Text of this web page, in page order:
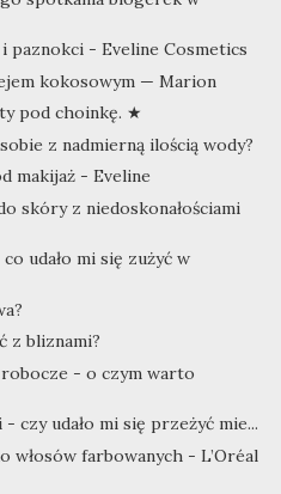
paznokci - Eveline Cosmetics
kokosowym — Marion
pod choinkę. ★
z nadmierną ilością wody?
makijaż - Eveline
skóry z niedoskonałościami
udało mi się zużyć w
z bliznami?
- o czym warto
czy udało mi się przeżyć mie...
włosów farbowanych - L’Oréal